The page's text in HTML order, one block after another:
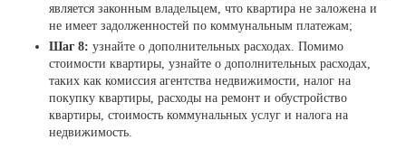
является законным владельцем, что квартира не заложена и
не имеет задолженностей по коммунальным платежам;
Шаг 8: узнайте о дополнительных расходах. Помимо
стоимости квартиры, узнайте о дополнительных расходах,
таких как комиссия агентства недвижимости, налог на
покупку квартиры, расходы на ремонт и обустройство
квартиры, стоимость коммунальных услуг и налога на
недвижимость.